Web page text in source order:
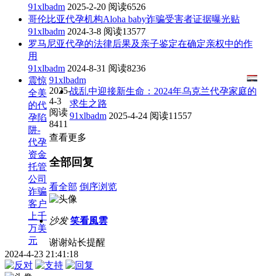
91xlbadm 2025-2-20 阅读6526
哥伦比亚代孕机构Aloha baby诈骗受害者证据曝光贴
91xlbadm 2024-3-8 阅读13577
罗马尼亚代孕的法律后果及亲子鉴定在确定亲权中的作
用
91xlbadm 2024-8-31 阅读8236
震惊
全美
的代
孕陷
阱-
代孕
资金
托管
公司
诈骗
客户
上千
万美
元
91xlbadm
2025-
4-3
阅读
8411
战乱中迎接新生命：2024年乌克兰代孕家庭的
求生之路
91xlbadm 2025-4-24 阅读11557
查看更多
全部回复
看全部 倒序浏览
沙发 笑看風雲
谢谢站长提醒
2024-4-23 21:41:18